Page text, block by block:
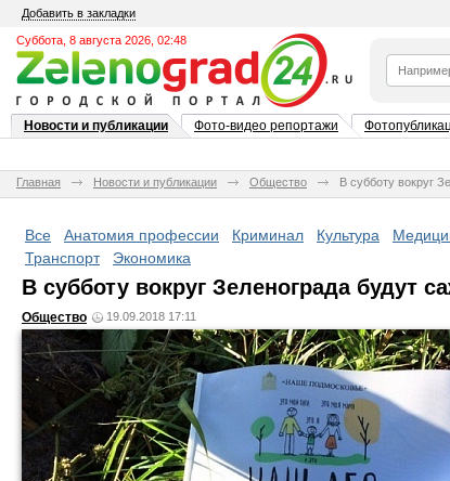
Добавить в закладки
Суббота, 8 августа 2026, 02:48
Новости и публикации Фото-видео репортажи
Главная Новости и публикации Общество В субботу вокруг
Все Анатомия профессии Криминал Культура
Транспорт
Экономика
В субботу вокруг Зеленограда будут
Общество 19.09.2018 17:11